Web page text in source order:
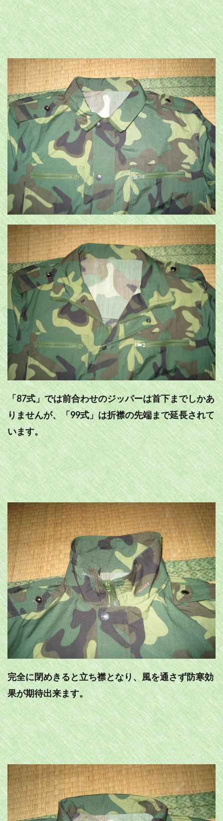
「87式」では前合わせのジッパーは首下までしかあ
りませんが、「99式」は折襟の先端まで延長されて
います。
完全に閉めきると立ち襟となり、風を通さず防寒効
果が期待出来ます。